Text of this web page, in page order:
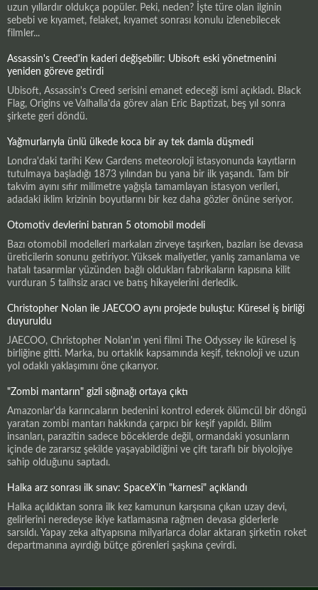
uzun yıllardır oldukça popüler. Peki, neden? İşte türe olan ilginin
sebebi ve kıyamet, felaket, kıyamet sonrası konulu izlenebilecek
filmler...
Assassin's Creed'in kaderi değişebilir: Ubisoft eski yönetmenini
yeniden göreve getirdi
Ubisoft, Assassin's Creed serisini emanet edeceği ismi açıkladı. Black
Flag, Origins ve Valhalla'da görev alan Eric Baptizat, beş yıl sonra
şirkete geri döndü.
Yağmurlarıyla ünlü ülkede koca bir ay tek damla düşmedi
Londra'daki tarihi Kew Gardens meteoroloji istasyonunda kayıtların
tutulmaya başladığı 1873 yılından bu yana bir ilk yaşandı. Tam bir
takvim ayını sıfır milimetre yağışla tamamlayan istasyon verileri,
adadaki iklim krizinin boyutlarını bir kez daha gözler önüne seriyor.
Otomotiv devlerini batıran 5 otomobil modeli
Bazı otomobil modelleri markaları zirveye taşırken, bazıları ise devasa
üreticilerin sonunu getiriyor. Yüksek maliyetler, yanlış zamanlama ve
hatalı tasarımlar yüzünden bağlı oldukları fabrikaların kapısına kilit
vurduran 5 talihsiz aracı ve batış hikayelerini derledik.
Christopher Nolan ile JAECOO aynı projede buluştu: Küresel iş birliği
duyuruldu
JAECOO, Christopher Nolan'ın yeni filmi The Odyssey ile küresel iş
birliğine gitti. Marka, bu ortaklık kapsamında keşif, teknoloji ve uzun
yol odaklı yaklaşımını öne çıkarıyor.
"Zombi mantarın" gizli sığınağı ortaya çıktı
Amazonlar'da karıncaların bedenini kontrol ederek ölümcül bir döngü
yaratan zombi mantarı hakkında çarpıcı bir keşif yapıldı. Bilim
insanları, parazitin sadece böceklerde değil, ormandaki yosunların
içinde de zararsız şekilde yaşayabildiğini ve çift taraflı bir biyolojiye
sahip olduğunu saptadı.
Halka arz sonrası ilk sınav: SpaceX'in "karnesi" açıklandı
Halka açıldıktan sonra ilk kez kamunun karşısına çıkan uzay devi,
gelirlerini neredeyse ikiye katlamasına rağmen devasa giderlerle
sarsıldı. Yapay zeka altyapısına milyarlarca dolar aktaran şirketin roket
departmanına ayırdığı bütçe görenleri şaşkına çevirdi.